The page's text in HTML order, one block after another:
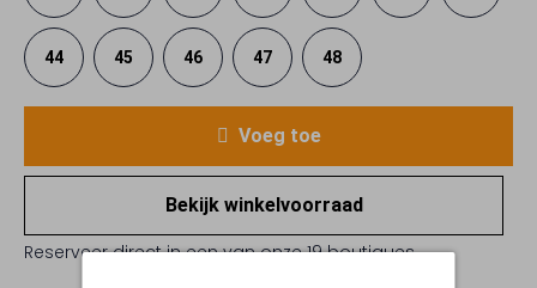
44 45 46 47 48
Voeg toe
Bekijk winkelvoorraad
Reserveer direct in een van onze 19 boutiques